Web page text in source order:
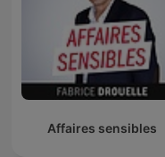
Affaires sensibles